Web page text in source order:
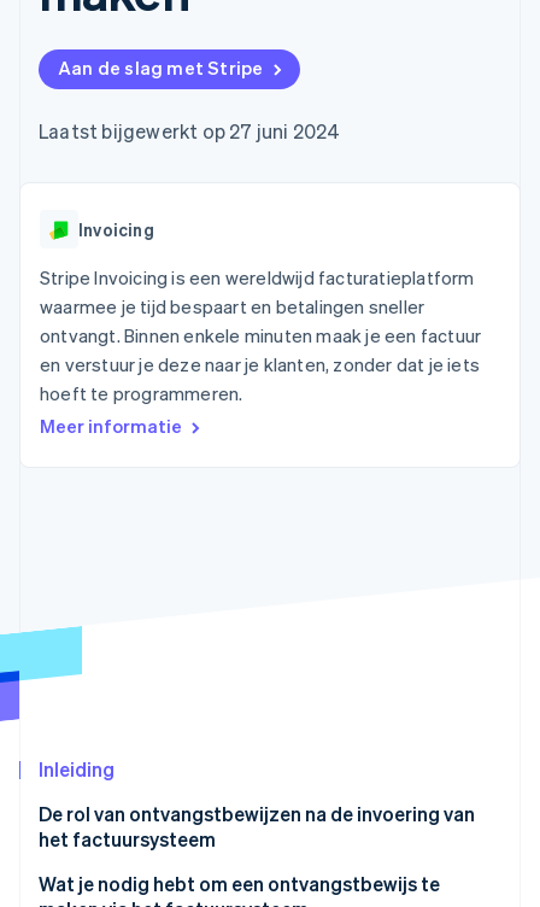
Toegang tot meer
Terminal
Fysieke betalingen
Authorization
Optimaliseer de
Link
Financial
Data gekoppelde
rekeningen
Meer
Product roadmap
Online identiteitsverificatie
Stripe Sessions 2026
Ontdek hoe Stripe de economische
Marktplaatsen
Platforms
SaaS
Per branche
Gaming
Horeca, reizen en vrije
tijd
Verzekering
Media en entertainment
Non-profitorganisaties
dienstverlening
bieden
Betaalkaarten uitgeven
worden gedekt
Diensten voorzien en
App-integraties
Voorbeelden van code
Developerblog
API-status
Bedrijf
Productroadmap
Jaarlijks congres
Vacatures
Stripe Newsroom
Neem contact op
Partner worden
Aan de slag met Stripe
Laatst bijgewerkt op 27 juni 2024
Invoicing
Stripe Invoicing is een wereldwijd facturatieplatform
waarmee je tijd bespaart en betalingen sneller
ontvangt. Binnen enkele minuten maak je een factuur
en verstuur je deze naar je klanten, zonder dat je iets
hoeft te programmeren.
Meer informatie
Inleiding
De rol van ontvangstbewijzen na de invoering van
het factuursysteem
Wat je nodig hebt om een ontvangstbewijs te